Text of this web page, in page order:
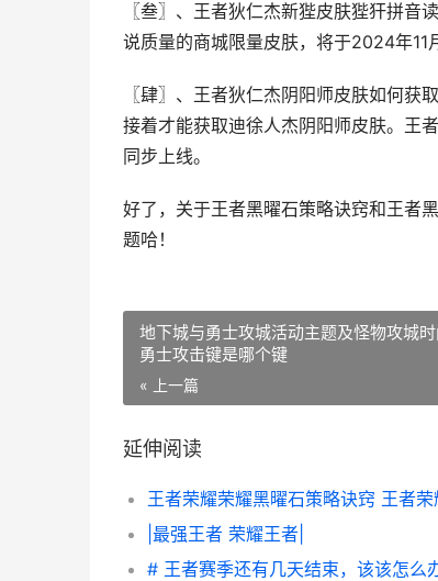
〖叁〗、王者狄仁杰新狴皮肤狴犴拼
说质量的商城限量皮肤，将于2024年11
〖肆〗、王者狄仁杰阴阳师皮肤如何获
接着才能获取迪徐人杰阴阳师皮肤。王
同步上线。
好了，关于王者黑曜石策略诀窍和王者
题哈！
地下城与勇士攻城活动主题及怪物攻城
勇士攻击键是哪个键
« 上一篇
延伸阅读
|最强王者 荣耀王者|